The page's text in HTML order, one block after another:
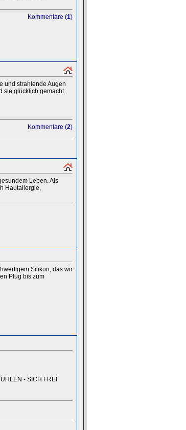
Kommentare (1)
und strahlende Augen
sie glücklich gemacht
Kommentare (2)
Leben. Als
Hautallergie,
Silikon, das wir
Plug bis zum
- SICH FREI